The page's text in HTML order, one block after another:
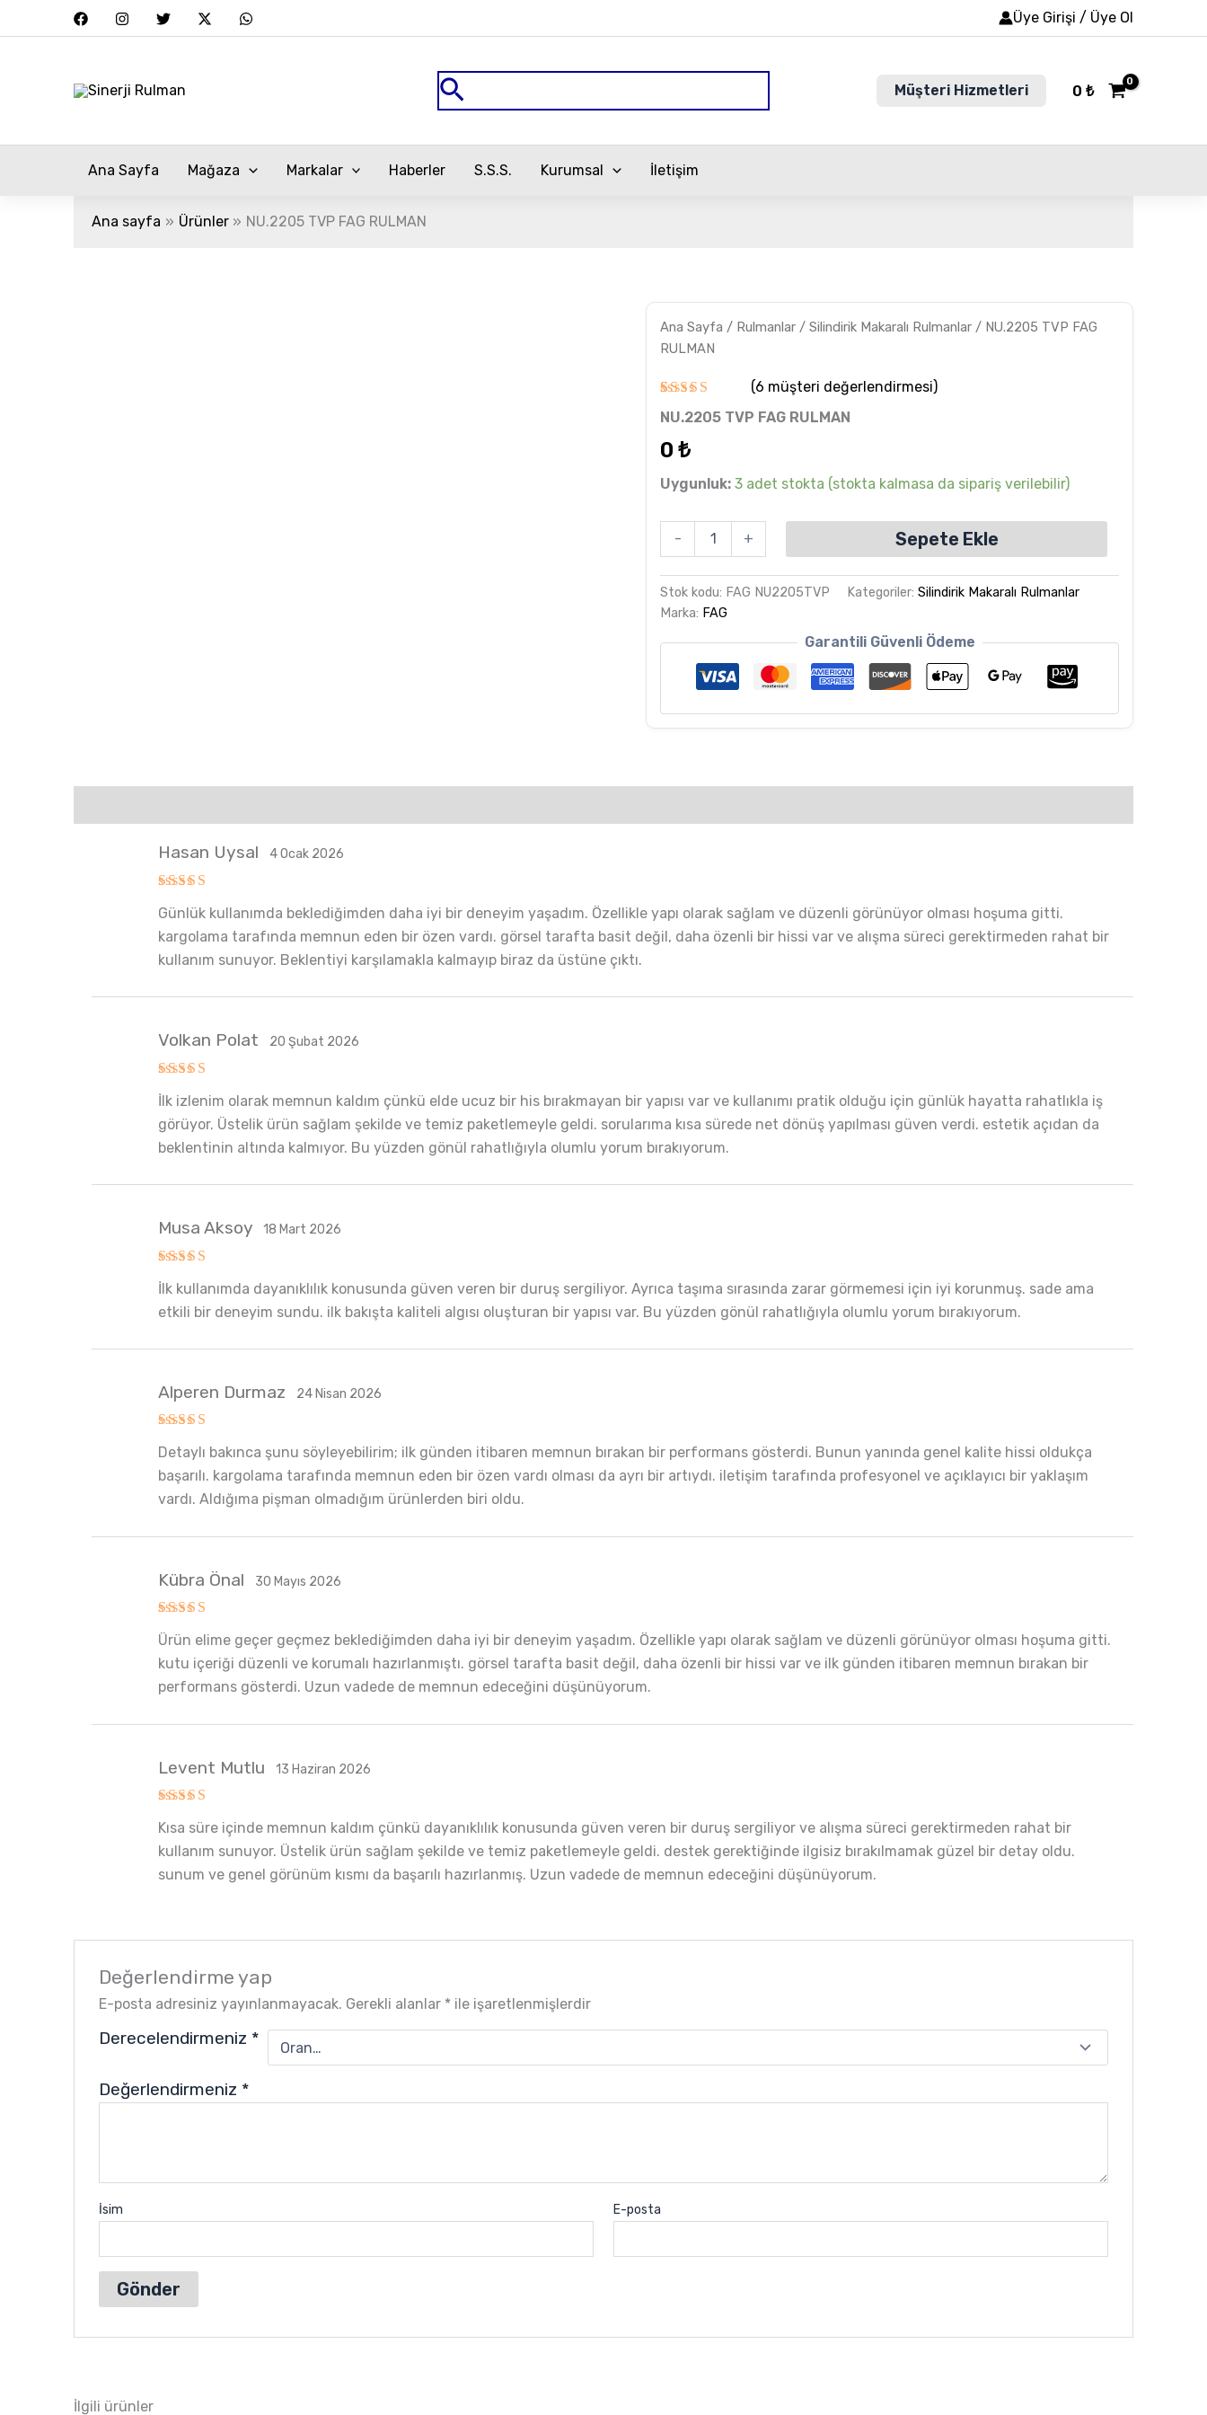
atla
Üye Girişi / Üye Ol
Arama Müşteri Hizmetleri 0 ₺
Ana Sayfa Mağaza Markalar Haberler S.S.S. Kurumsal İletişim
Ana sayfa Ürünler NU.2205 TVP FAG RULMAN
Ana Sayfa / Rulmanlar /Silindirik Makaralı Rulmanlar / NU.2205 TVP FAG
RULMAN
6
müşteri
puanına
5 üzerinden
aldı
(6 müşteri değerlendirmesi)
NU.2205 TVP FAG RULMAN
0₺
Uygunluk: 3 adet stokta (stokta kalmasa da sipariş verilebilir)
-
TVP
FAG
adet
+ Sepete Ekle
Stok kodu: FAG NU2205TVP Kategoriler:Silindirik Makaralı Rulmanlar
Marka: FAG
Garantili Güvenli Ödeme
5oy aldı
Hasan Uysal 4 Ocak 2026
Günlük kullanımda beklediğimden daha iyi bir deneyim yaşadım. Özellikle yapı olarak sağlam ve düzenli görünüyor olması hoşuma gitti.
kargolama tarafında memnun eden bir özen vardı. görsel tarafta basit değil, daha özenli bir hissi var ve alışma süreci gerektirmeden rahat bir
kullanım sunuyor. Beklentiyi karşılamakla kalmayıp biraz da üstüne çıktı.
5oy aldı
Volkan Polat 20 Şubat 2026
İlk izlenim olarak memnun kaldım çünkü elde ucuz bir his bırakmayan bir yapısı var ve kullanımı pratik olduğu için günlük hayatta rahatlıkla iş
görüyor. Üstelik ürün sağlam şekilde ve temiz paketlemeyle geldi. sorularıma kısa sürede net dönüş yapılması güven verdi. estetik açıdan da
beklentinin altında kalmıyor. Bu yüzden gönül rahatlığıyla olumlu yorum bırakıyorum.
5oy aldı
Musa Aksoy 18 Mart 2026
İlk kullanımda dayanıklılık konusunda güven veren bir duruş sergiliyor. Ayrıca taşıma sırasında zarar görmemesi için iyi korunmuş. sade ama
etkili bir deneyim sundu. ilk bakışta kaliteli algısı oluşturan bir yapısı var. Bu yüzden gönül rahatlığıyla olumlu yorum bırakıyorum.
5oy aldı
Alperen Durmaz 24 Nisan 2026
Detaylı bakınca şunu söyleyebilirim; ilk günden itibaren memnun bırakan bir performans gösterdi. Bunun yanında genel kalite hissi oldukça
başarılı. kargolama tarafında memnun eden bir özen vardı olması da ayrı bir artıydı. iletişim tarafında profesyonel ve açıklayıcı bir yaklaşım
vardı. Aldığıma pişman olmadığım ürünlerden biri oldu.
5oy aldı
Kübra Önal 30 Mayıs 2026
Ürün elime geçer geçmez beklediğimden daha iyi bir deneyim yaşadım. Özellikle yapı olarak sağlam ve düzenli görünüyor olması hoşuma gitti.
kutu içeriği düzenli ve korumalı hazırlanmıştı. görsel tarafta basit değil, daha özenli bir hissi var ve ilk günden itibaren memnun bırakan bir
performans gösterdi. Uzun vadede de memnun edeceğini düşünüyorum.
5oy aldı
Levent Mutlu 13 Haziran 2026
Kısa süre içinde memnun kaldım çünkü dayanıklılık konusunda güven veren bir duruş sergiliyor ve alışma süreci gerektirmeden rahat bir
kullanım sunuyor. Üstelik ürün sağlam şekilde ve temiz paketlemeyle geldi. destek gerektiğinde ilgisiz bırakılmamak güzel bir detay oldu.
sunum ve genel görünüm kısmı da başarılı hazırlanmış. Uzun vadede de memnun edeceğini düşünüyorum.
Değerlendirme yap
E-posta adresiniz yayınlanmayacak. Gerekli alanlar * ile işaretlenmişlerdir
Derecelendirmeniz *
Değerlendirmeniz *
İsim E-posta
İlgili ürünler